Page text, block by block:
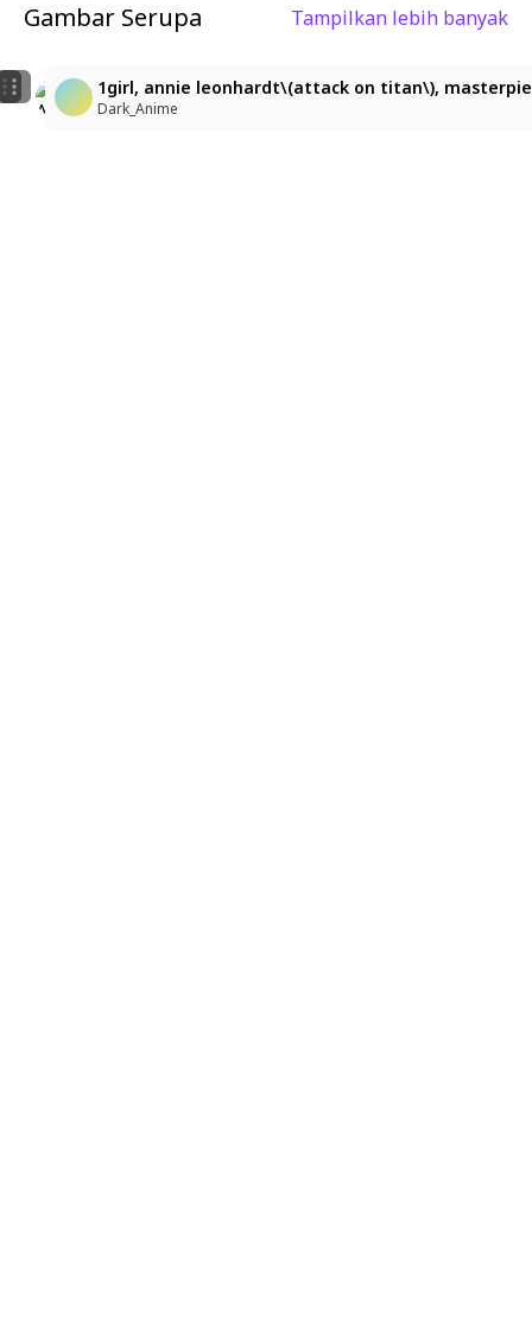
Gambar Serupa Tampilkan lebih banyak
Blurry Armin
MrCat67
1girl, ymir \(shingeki no kyojin\), shingeki no
Dark_Anime
1girl, annie leonhardt\(attack on titan\),
Dark_Anime